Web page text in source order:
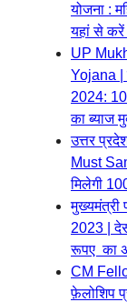
योजना :
यहां से करें
UP
Yojana |
2024: 10
का ब्याज
उत्तर
Must
मिलेगी
मुख्यमंत्री
2023 |
रूपए का
CM
फ़ेलोशिप